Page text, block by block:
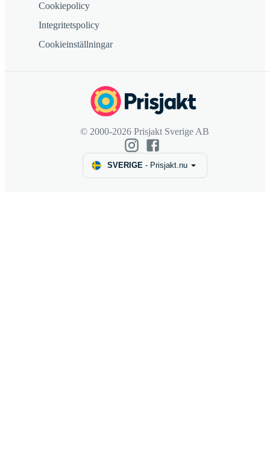
Cookiepolicy
Integritetspolicy
Cookieinställningar
© 2000-2026 Prisjakt Sverige AB
SVERIGE- Prisjakt.nu